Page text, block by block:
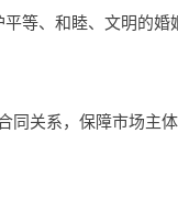
等、和睦、文明的婚
关系，保障市场主